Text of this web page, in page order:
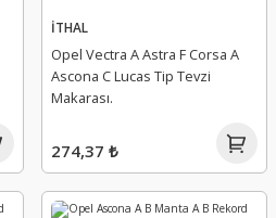
İTHAL
Opel Vectra A Astra F Corsa A
Ascona C Lucas Tip Tevzi
Makarası.
274,37 ₺